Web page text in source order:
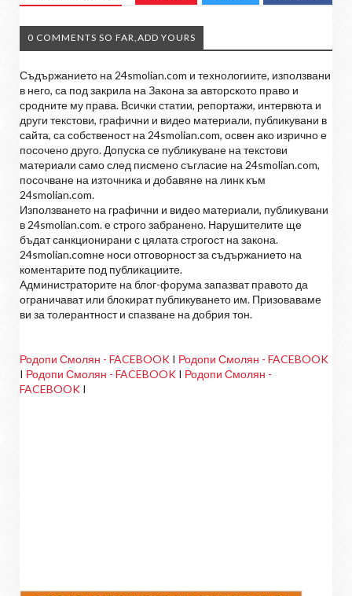
0 COMMENTS SO FAR,ADD YOURS
Съдържанието на 24smolian.com и технологиите, използвани
в него, са под закрила на Закона за авторското право и
сродните му права. Всички статии, репортажи, интервюта и
други текстови, графични и видео материали, публикувани в
сайта, са собственост на 24smolian.com, освен ако изрично е
посочено друго. Допуска се публикуване на текстови
материали само след писмено съгласие на 24smolian.com,
посочване на източника и добавяне на линк към
24smolian.com.
Използването на графични и видео материали, публикувани
в 24smolian.com. е строго забранено. Нарушителите ще
бъдат санкционирани с цялата строгост на закона.
24smolian.comне носи отговорност за съдържанието на
коментарите под публикациите.
Администраторите на блог-форума запазват правото да
ограничават или блокират публикуването им. Призоваваме
ви за толерантност и спазване на добрия тон.
Родопи Смолян - FACEBOOK I Родопи Смолян - FACEBOOK
I Родопи Смолян - FACEBOOK I Родопи Смолян -
FACEBOOK I